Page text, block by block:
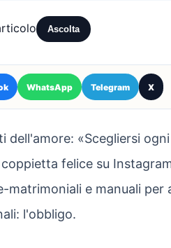
Ascolta
WhatsApp Telegram X
dell'amore: «Scegliersi
felice su
e manuali per
l'obbligo.